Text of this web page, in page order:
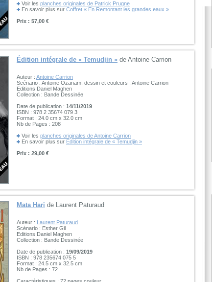
Voir les planches originales de Patrick Prugne
En savoir plus sur Coffret « En Remontant les grandes eaux »
Prix : 57,00 €
Édition intégrale de « Temudjin » de Antoine Carrion
Auteur : Antoine Carrion
Scénario : Antoine Ozanam, dessin et couleurs : Antoine Carrion
Editions Daniel Maghen
Collection : Bande Dessinée
Date de publication : 14/11/2019
ISBN : 978 2 35674 079 3
Format : 24.0 cm x 32.0 cm
Nb de Pages : 208
Voir les planches originales de Antoine Carrion
En savoir plus sur Édition intégrale de « Temudjin »
Prix : 29,00 €
Mata Hari de Laurent Paturaud
Auteur : Laurent Paturaud
Scénario : Esther Gil
Editions Daniel Maghen
Collection : Bande Dessinée
Date de publication : 19/09/2019
ISBN : 978 235674 075 5
Format : 24.5 cm x 32.5 cm
Nb de Pages : 72